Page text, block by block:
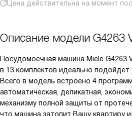
Цена действительна на момент
Описание модели G4263
Посудомоечная машина Miele G4263
в 13 комплектов идеально подойдет
Всего в модель встроено 4
автоматическая, деликатная,
механизму полной защиты от
что машина затопит Вашу квартиру